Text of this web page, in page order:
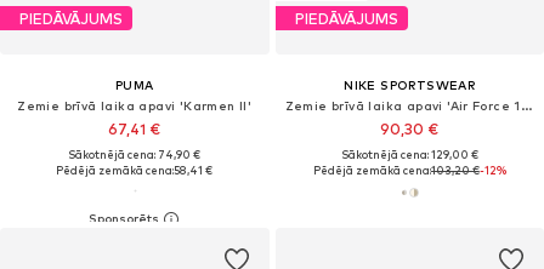
PIEDĀVĀJUMS
PUMA
Zemie brīvā laika apavi 'Karmen II'
67,41 €
Sākotnējā cena: 74,90 €
Pēdējā zemākā cena:58,41 €
PIEDĀVĀJUMS
NIKE SPORTSWEAR
Zemie brīvā laika apavi 'Air Force 1 Retro Premium'
90,30 €
Sākotnējā cena: 129,00 €
Pēdējā zemākā cena:103,20 €-12%